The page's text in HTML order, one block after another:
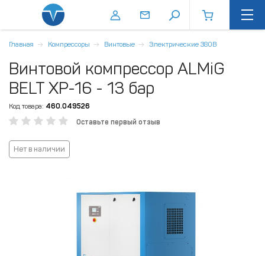
Главная Компрессоры Винтовые Электрические 380В
Винтовой компрессор ALMiG
BELT XP-16 - 13 бар
Код товара: 460.049526
Оставьте первый отзыв
Нет в наличии